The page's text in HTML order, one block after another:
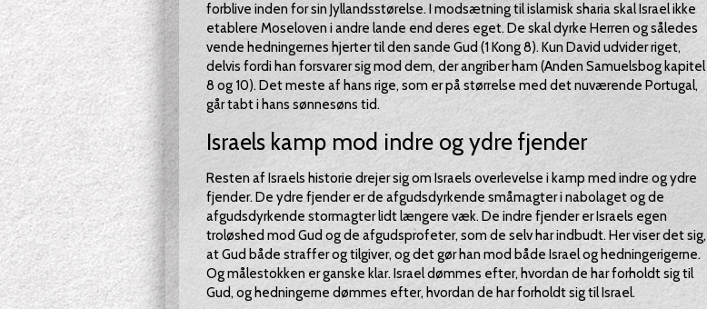
forblive inden for sin Jyllandsstørelse. I modsætning til islamisk sharia skal Israel ikke
etablere Moseloven i andre lande end deres eget. De skal dyrke Herren og således
vende hedningernes hjerter til den sande Gud (1 Kong 8). Kun David udvider riget,
delvis fordi han forsvarer sig mod dem, der angriber ham (Anden Samuelsbog kapitel
8 og 10). Det meste af hans rige, som er på størrelse med det nuværende Portugal,
går tabt i hans sønnesøns tid.
Israels kamp mod indre og ydre fjender
Resten af Israels historie drejer sig om Israels overlevelse i kamp med indre og ydre
fjender. De ydre fjender er de afgudsdyrkende småmagter i nabolaget og de
afgudsdyrkende stormagter lidt længere væk. De indre fjender er Israels egen
troløshed mod Gud og de afgudsprofeter, som de selv har indbudt. Her viser det sig,
at Gud både straffer og tilgiver, og det gør han mod både Israel og hedningerigerne.
Og målestokken er ganske klar. Israel dømmes efter, hvordan de har forholdt sig til
Gud, og hedningerne dømmes efter, hvordan de har forholdt sig til Israel.